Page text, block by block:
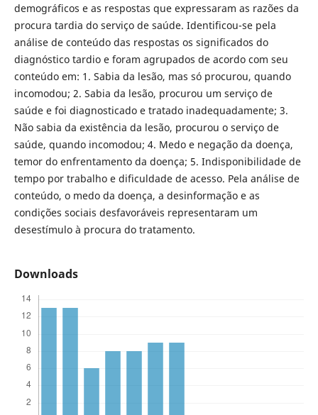
demográficos e as respostas que expressaram as razões da
procura tardia do serviço de saúde. Identificou-se pela
análise de conteúdo das respostas os significados do
diagnóstico tardio e foram agrupados de acordo com seu
conteúdo em: 1. Sabia da lesão, mas só procurou, quando
incomodou; 2. Sabia da lesão, procurou um serviço de
saúde e foi diagnosticado e tratado inadequadamente; 3.
Não sabia da existência da lesão, procurou o serviço de
saúde, quando incomodou; 4. Medo e negação da doença,
temor do enfrentamento da doença; 5. Indisponibilidade de
tempo por trabalho e dificuldade de acesso. Pela análise de
conteúdo, o medo da doença, a desinformação e as
condições sociais desfavoráveis representaram um
desestímulo à procura do tratamento.
Downloads